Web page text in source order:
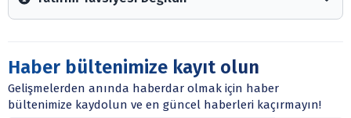
Arztakvimi.com.tr içerisinde yayınlanan bilgiler, yorumlar
Sitede yer alan tüm içerikler kişisel görüşlere
dayanmaktadır. Yatırım danışmanlığı hizmeti; aracı
kurumlar, mevduat kabul etmeyen bankalar, portföy
yönetim şirketleri ile müşteri arasında imzalanacak
Haber bültenimize kayıt olun
Gelişmelerden anında haberdar olmak için haber
bültenimize kaydolun ve en güncel haberleri kaçırmayın!